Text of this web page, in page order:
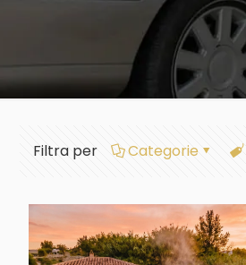
Filtra per Categorie